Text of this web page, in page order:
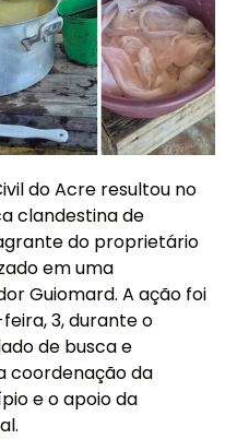
do Acre resultou no
clandestina de
do proprietário
em uma
Guiomard. A ação foi
3, durante o
de busca e
coordenação da
e o apoio da